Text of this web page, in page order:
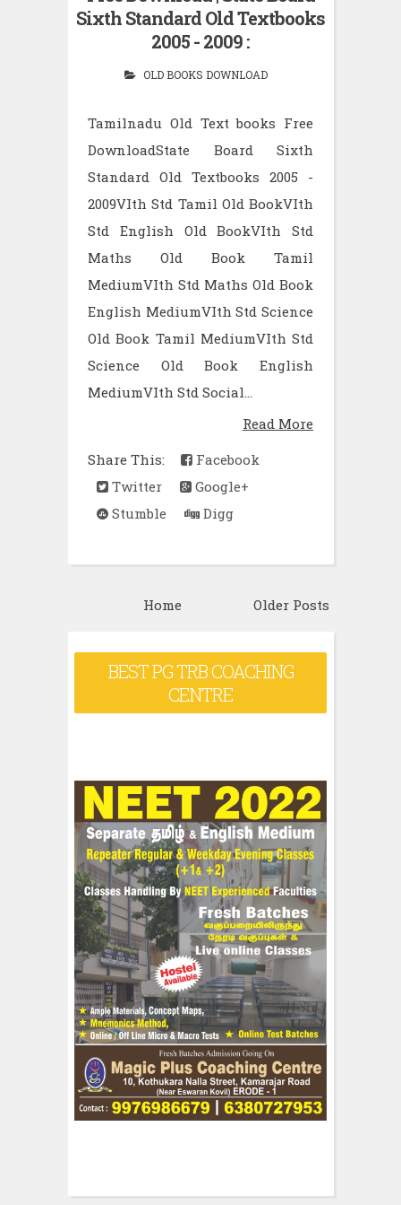
Sixth Standard Old Textbooks
2005 - 2009 :
OLD BOOKS DOWNLOAD
Tamilnadu Old Text books Free
DownloadState Board Sixth
Standard Old Textbooks 2005 -
2009VIth Std Tamil Old BookVIth
Std English Old BookVIth Std
Maths Old Book Tamil
MediumVIth Std Maths Old Book
English MediumVIth Std Science
Old Book Tamil MediumVIth Std
Science Old Book English
MediumVIth Std Social...
Read More
Share This:
Facebook
Twitter
Google+
Stumble
Digg
Older Posts
Home
BEST PG TRB COACHING
CENTRE